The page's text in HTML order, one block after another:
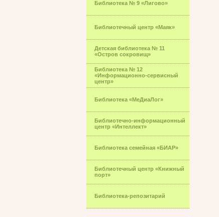
Библиотека № 9 «Лигово»
Библиотечный центр «Маяк»
Детская библиотека № 11
«Остров сокровищ»
Библиотека № 12
«Информационно-сервисный
центр»
Библиотека «МеДиаЛог»
Библиотечно-информационный
центр «Интеллект»
Библиотека семейная «БИАР»
Библиотечный центр «Книжный
порт»
Библиотека-репозитарий